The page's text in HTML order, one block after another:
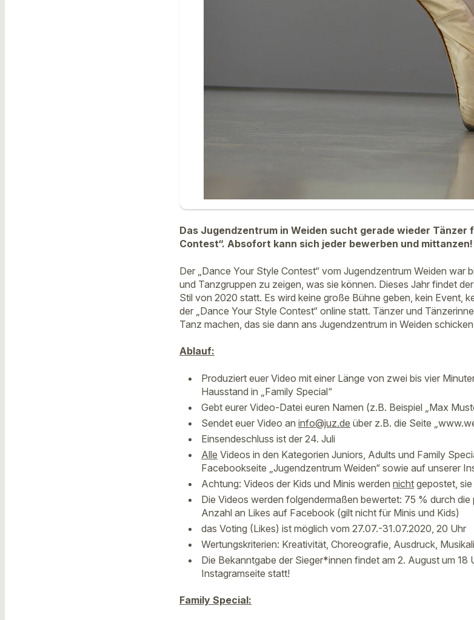
Das Jugendzentrum in Weiden sucht gerade wieder Tänzer
Contest“. Absofort kann sich jeder bewerben und mittanzen!
Der „Dance Your Style Contest“ vom Jugendzentrum Weiden war
und Tanzgruppen zu zeigen, was sie können. Dieses Jahr findet
Stil von 2020 statt. Es wird keine große Bühne geben, kein Event,
der „Dance Your Style Contest“ online statt. Tänzer und
Tanz machen, das sie dann ans Jugendzentrum in Weiden
Ablauf:
Produziert euer Video mit einer Länge von zwei bis vier
Hausstand in „Family Special“
Gebt eurer Video-Datei euren Namen (z.B. Beispiel „Max
Sendet euer Video an info@juz.de über z.B. die Seite
Einsendeschluss ist der 24. Juli
Alle Videos in den Kategorien Juniors, Adults und Family
Facebookseite „Jugendzentrum Weiden“ sowie auf unserer
Achtung: Videos der Kids und Minis werden nicht gepostet,
Die Videos werden folgendermaßen bewertet: 75 % durch
Anzahl an Likes auf Facebook (gilt nicht für Minis und Kids)
das Voting (Likes) ist möglich vom 27.07.-31.07.2020, 20 Uhr
Wertungskriterien: Kreativität, Choreografie, Ausdruck,
Die Bekanntgabe der Sieger*innen findet am 2. August um
Instagramseite statt!
Family Special: